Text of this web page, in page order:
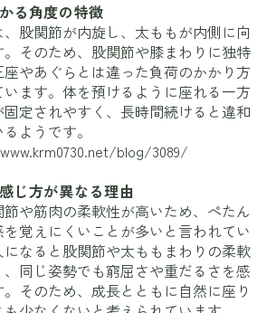
る角度の特徴
股関節が内旋し、太ももが内側に向
そのため、股関節や膝まわりに独特
やあぐらとは違った負荷のかかり方
ます。体を預けるように座れる一方
定されやすく、長時間続けると違和
ようです。
blog/3089/
じ方が異なる理由
や筋肉の柔軟性が高いため、ぺたん
覚えにくいことが多いと言われてい
になると股関節や太ももまわりの柔軟
同じ姿勢でも窮屈さや重だるさを感
そのため、成長とともに自然に座り